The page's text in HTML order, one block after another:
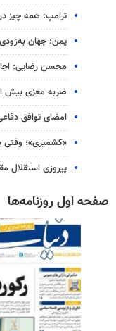
ترامپ: همه چیز
یمن: جهان
محسن رضایی:
ضربه مغزی بیش از ۷۰۰ نظامی آمریکایی در حملات
امضای توافق
«کشمیری»؛ وقتی
پیروزی استقلال
صفحه اول روزنامه‌ها